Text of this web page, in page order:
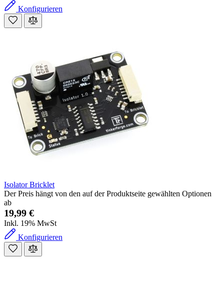
Konfigurieren
Isolator Bricklet
Der Preis hängt von den auf der Produktseite gewählten Optionen
ab
19,99 €
Inkl. 19% MwSt
Konfigurieren